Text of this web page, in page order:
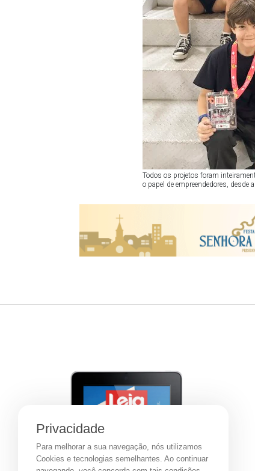
Todos os projetos foram
o papel de empreendedores,
Privacidade
Para melhorar a sua navegação, nós utilizamos
Cookies e tecnologias semelhantes. Ao continuar